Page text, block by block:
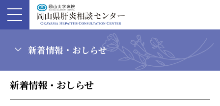
新着情報・おしらせ
新着情報・おしらせ